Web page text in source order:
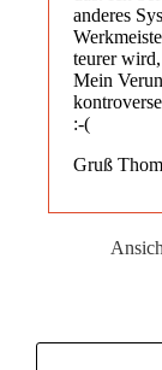
anderes
teurer
Mein
:-(
Gruß